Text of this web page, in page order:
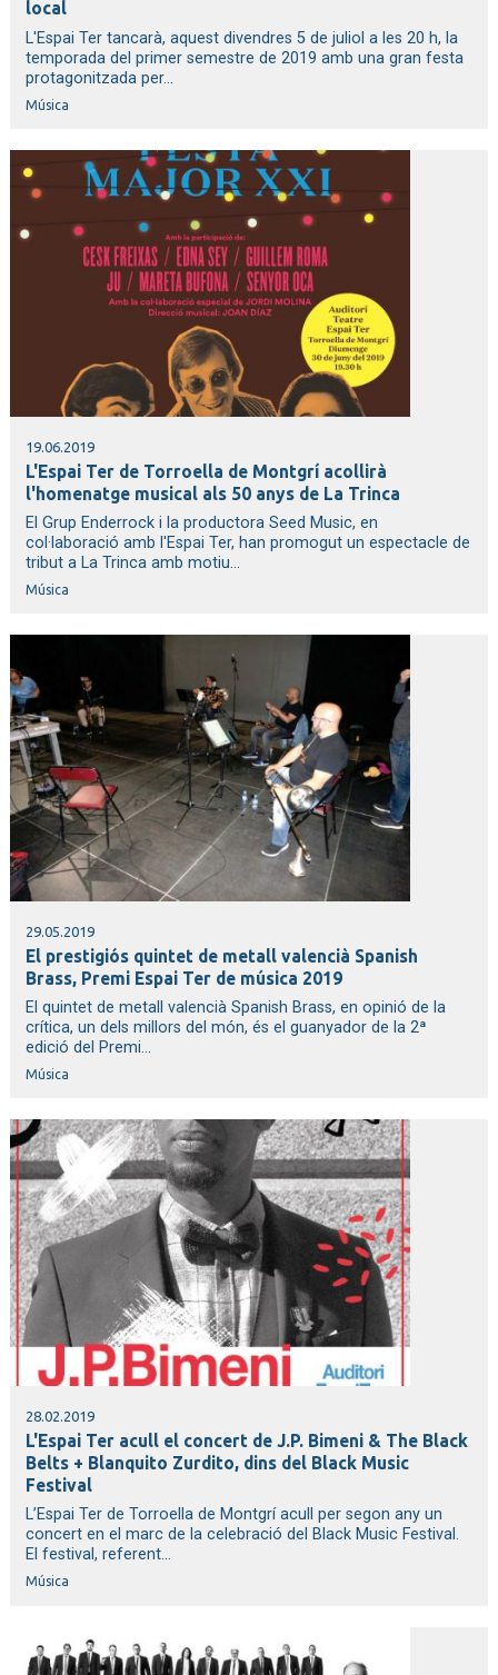
local
L'Espai Ter tancarà, aquest divendres 5 de juliol a les 20 h, la
temporada del primer semestre de 2019 amb una gran festa
protagonitzada per...
Música
19.06.2019
L'Espai Ter de Torroella de Montgrí acollirà
l'homenatge musical als 50 anys de La Trinca
El Grup Enderrock i la productora Seed Music, en
col·laboració amb l'Espai Ter, han promogut un espectacle de
tribut a La Trinca amb motiu...
Música
29.05.2019
El prestigiós quintet de metall valencià Spanish
Brass, Premi Espai Ter de música 2019
El quintet de metall valencià Spanish Brass, en opinió de la
crítica, un dels millors del món, és el guanyador de la 2ª
edició del Premi...
Música
28.02.2019
L'Espai Ter acull el concert de J.P. Bimeni & The Black
Belts + Blanquito Zurdito, dins del Black Music
Festival
L’Espai Ter de Torroella de Montgrí acull per segon any un
concert en el marc de la celebració del Black Music Festival.
El festival, referent...
Música